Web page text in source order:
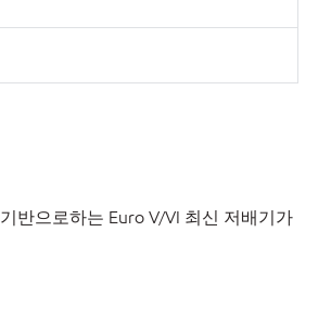
기반으로하는 Euro V/VI 최신 저배기가